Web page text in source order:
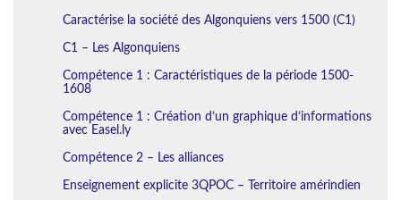
Caractérise la société des Algonquiens vers 1500 (C1)
C1 – Les Algonquiens
Compétence 1 : Caractéristiques de la période 1500-
1608
Compétence 1 : Création d’un graphique d’informations
avec Easel.ly
Compétence 2 – Les alliances
Enseignement explicite 3QPOC – Territoire amérindien